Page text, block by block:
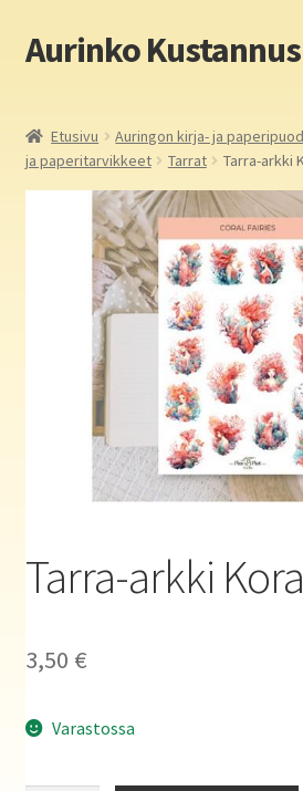
Siirry
navigointiin
Siirry
sisältöön
Aurinko Kustannus
Yritys
In English
Yhteystiedot
Aurinko Kustannus: kirjat
Auringon kirja- ja paperipuodit
Etusivu Auringon kirja- ja
ja paperitarvikkeet
Tarrat Tarra-arkki
Tarra-arkki
3,50 €
Varastossa